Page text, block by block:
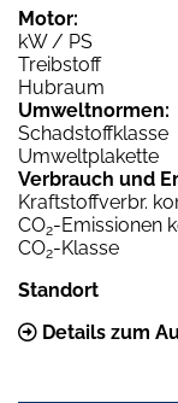
Motor:
kW / PS
Treibstoff
Hubraum
Umweltnormen:
Schadstoffklasse
Umweltplakette
Verbrauch und
Kraftstoffverbr.
CO2-Emissionen
CO2-Klasse
Standort
Details zum